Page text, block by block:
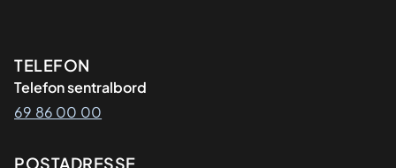
Kontaktinformasjon
TELEFON
Telefon sentralbord
69 86 00 00
POSTADRESSE